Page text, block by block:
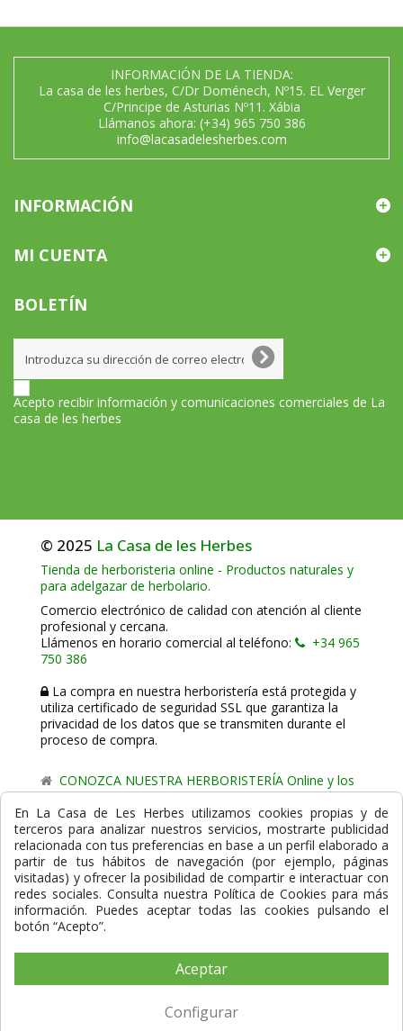
INFORMACIÓN DE LA TIENDA:
La casa de les herbes, C/Dr Doménech, Nº15. EL Verger
C/Principe de Asturias Nº11. Xábia
Llámanos ahora: (+34) 965 750 386
info@lacasadelesherbes.com
INFORMACIÓN
MI CUENTA
BOLETÍN
Acepto recibir información y comunicaciones comerciales de La
casa de les herbes
© 2025 La Casa de les Herbes
Tienda de herboristeria online - Productos naturales y
para adelgazar de herbolario.
Comercio electrónico de calidad con atención al cliente
profesional y cercana.
Llámenos en horario comercial al teléfono:
+34 965
750 386
La compra en nuestra herboristería está protegida y
utiliza certificado de seguridad SSL que garantiza la
privacidad de los datos que se transmiten durante el
proceso de compra.
CONOZCA NUESTRA HERBORISTERÍA Online y los
comercio de proximidad de La Casa de les Herbes.
Powered byGesdi.com E-Commerce - Tiendas online
profesionales y seguras
Formas de Pago
Compra Segura
En La Casa de Les Herbes utilizamos cookies propias y de
terceros para analizar nuestros servicios, mostrarte publicidad
relacionada con tus preferencias en base a un perfil elaborado a
partir de tus hábitos de navegación (por ejemplo, páginas
visitadas) y ofrecer la posibilidad de compartir e interactuar con
redes sociales. Consulta nuestra Política de Cookies para más
información. Puedes aceptar todas las cookies pulsando el
botón “Acepto”.
Aceptar
Configurar